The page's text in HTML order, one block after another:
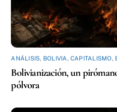
ANÁLISIS, BOLIVIA, CAPITALISMO,
Bolivianización, un
pólvora